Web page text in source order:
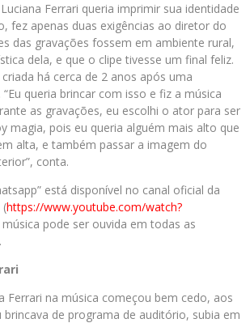
Ferrari queria imprimir sua identidade
fez apenas duas exigências ao diretor do
das gravações fossem em ambiente rural,
dela, e que o clipe tivesse um final feliz.
há cerca de 2 anos após uma
queria brincar com isso e fiz a música
as gravações, eu escolhi o ator para ser
magia, pois eu queria alguém mais alto que
alta, e também passar a imagem do
conta.
está disponível no canal oficial da
(https://www.youtube.com/watch?
música pode ser ouvida em todas as
Ferrari na música começou bem cedo, aos
brincava de programa de auditório, subia em